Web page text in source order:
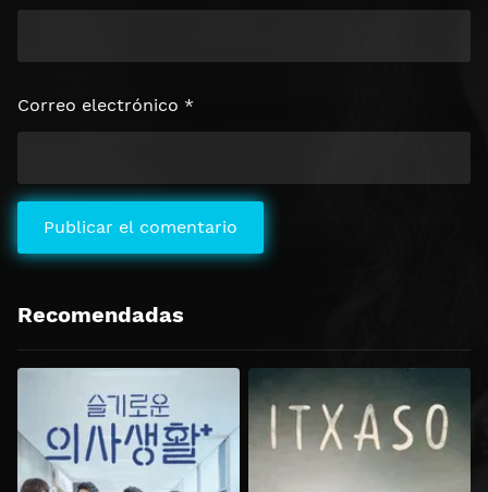
Correo electrónico *
Recomendadas